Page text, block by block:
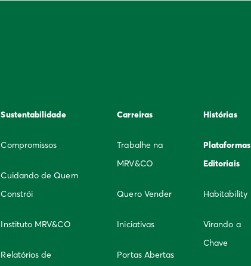
Sustentabilidade
Compromissos
Cuidando de Quem
Constrói
Instituto MRV&CO
Relatórios de
Carreiras
Trabalhe na
MRV&CO
Quero Vender
Iniciativas
Portas Abertas
Histórias
Plataformas
Editoriais
Habitability
Virando a
Chave